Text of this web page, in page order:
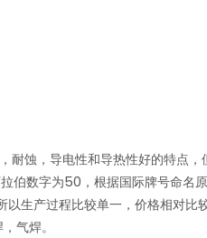
蚀，导电性和导热性好的特点
伯数字为50，根据国际牌号命
生产过程比较单一，价格相对
气焊。